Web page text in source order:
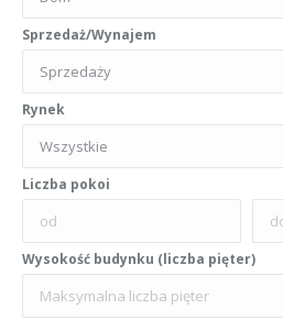
Sprzedaż/Wynajem
Rynek
Liczba pokoi
Wysokość budynku (liczba pięter)